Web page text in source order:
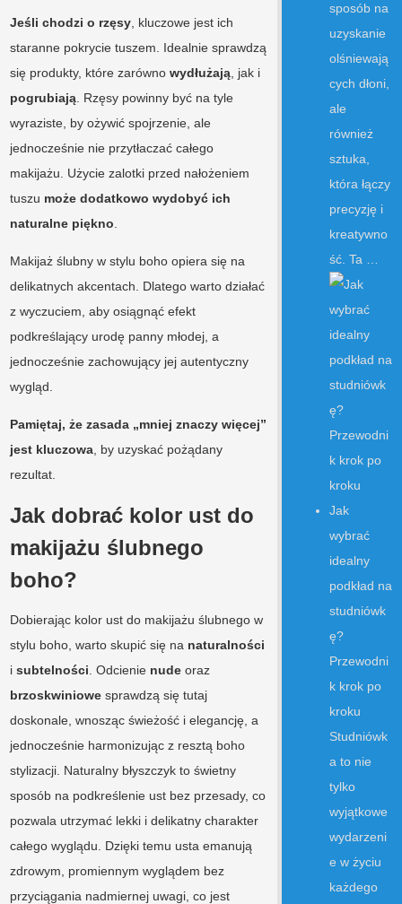
Jeśli chodzi o rzęsy , kluczowe jest ich
staranne pokrycie tuszem. Idealnie sprawdzą
się produkty, które zarównowydłużają , jak i
pogrubiają . Rzęsy powinny być na tyle
wyraziste, by ożywić spojrzenie, ale
jednocześnie nie przytłaczać całego
makijażu. Użycie zalotki przed nałożeniem
tuszu może dodatkowo wydobyć ich
naturalne piękno
Makijaż ślubny w stylu boho opiera się na
delikatnych akcentach. Dlatego warto działać
z wyczuciem, aby osiągnąć efekt
podkreślający urodę panny młodej, a
jednocześnie zachowujący jej autentyczny
wygląd.
Pamiętaj, że zasada „mniej znaczy więcej”
jest kluczowa , by uzyskać pożądany
rezultat.
Jak dobrać kolor ust do
makijażu ślubnego
boho?
Dobierając kolor ust do makijażu ślubnego w
stylu boho, warto skupić się na naturalności
isubtelności . Odcienie nude oraz
brzoskwiniowe sprawdzą się tutaj
doskonale, wnosząc świeżość i elegancję, a
jednocześnie harmonizując z resztą boho
stylizacji. Naturalny błyszczyk to świetny
sposób na podkreślenie ust bez przesady, co
pozwala utrzymać lekki i delikatny charakter
całego wyglądu. Dzięki temu usta emanują
zdrowym, promiennym wyglądem bez
przyciągania nadmiernej uwagi, co jest
sposób na
uzyskanie
olśniewają
cych dłoni,
ale
również
sztuka,
która łączy
precyzję i
kreatywno
ść. Ta …
Jak
wybrać
idealny
podkład na
studniówk
ę?
Przewodni
k krok po
kroku
Studniówk
a to nie
tylko
wyjątkowe
wydarzeni
e w życiu
każdego